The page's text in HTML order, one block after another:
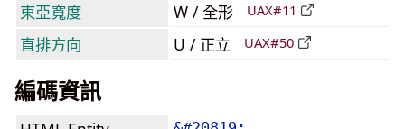
東亞寬度
W / 全形 UAX#11
直排方向 U / 正立 UAX#50
編碼資訊